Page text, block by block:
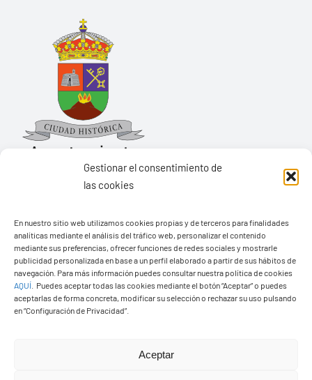
Gestionar el consentimiento de
las cookies
En nuestro sitio web utilizamos cookies propias y de terceros para finalidades
analíticas mediante el análisis del tráfico web, personalizar el contenido
mediante sus preferencias, ofrecer funciones de redes sociales y mostrarle
publicidad personalizada en base a un perfil elaborado a partir de sus hábitos de
navegación. Para más información puedes consultar nuestra política de cookies
AQUÍ
Puedes aceptar todas las cookies mediante el botón “Aceptar” o puedes
aceptarlas de forma concreta, modificar su selección o rechazar su uso pulsando
en “Configuración de Privacidad”.
Aceptar
Pza. de Los Remedios, 1
35570 – Yaiza
Tel:928 83 62 20
© Copyright2026 Ayuntamiento de Yaiza - Todos los